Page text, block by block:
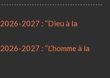
2027 : “Dieu à la
2027 : “L’homme à la